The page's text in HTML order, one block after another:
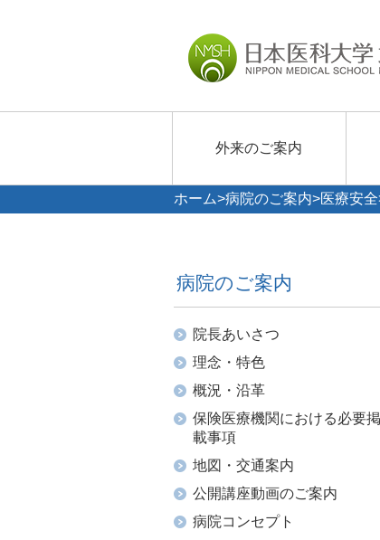
外来のご案内
ホーム>病院のご案内>医療安全
病院のご案内
院長あいさつ
理念・特色
概況・沿革
保険医療機関における必要掲
載事項
地図・交通案内
公開講座動画のご案内
病院コンセプト